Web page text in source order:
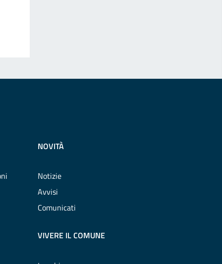
NOVITÀ
Notizie
Avvisi
Comunicati
VIVERE IL COMUNE